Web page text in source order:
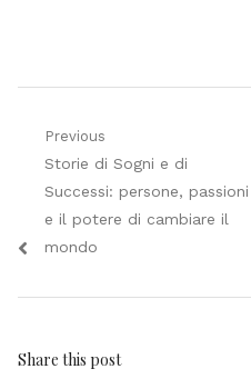
Navigazione
articoli
Previous
Previous
post:
Storie di Sogni e di
Successi: persone, passioni
e il potere di cambiare il
mondo
Share this post